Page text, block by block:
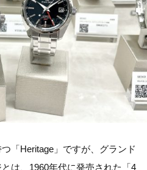
「Heritage」ですが、グランド
は、1960年代に発売された「4